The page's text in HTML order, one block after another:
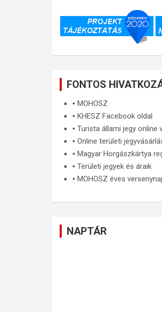
FONTOS
🞄MOHOSZ
🞄KHESZ Facebook oldal
🞄Turista állami jegy online
🞄Online területi
🞄Magyar Horgászkártya
🞄Területi jegyek és áraik
🞄MOHOSZ éves
NAPTÁR